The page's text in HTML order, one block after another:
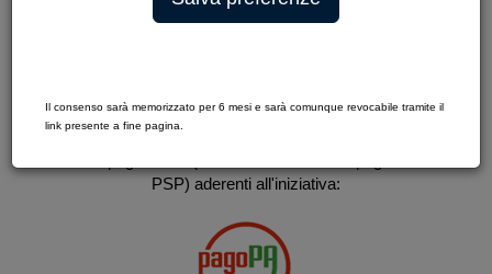
definiti dall'Agenzia per l'Italia Digitale e accettati dalla
PSP) aderenti all'iniziativa:
Il consenso sarà memorizzato per 6 mesi e sarà comunque revocabile tramite il
link presente a fine pagina.